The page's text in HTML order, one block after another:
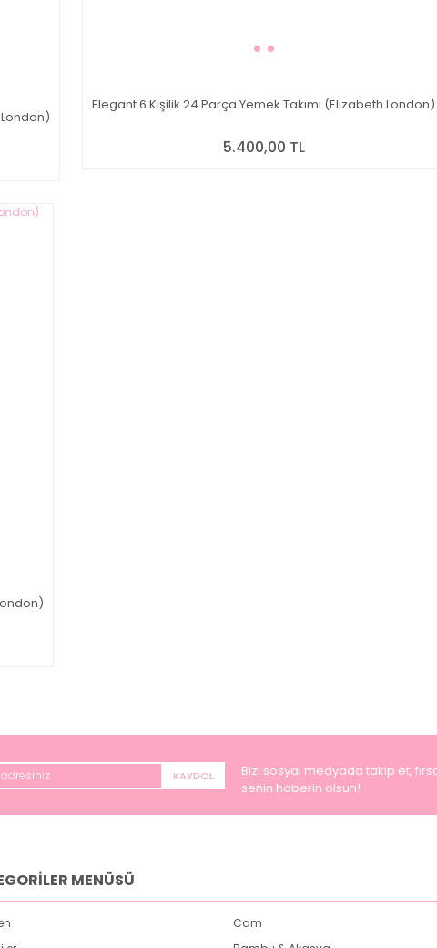
Elegant 6 Kişilik 24 Parça Yemek Takımı (Elizabeth London)
5.400,00 TL
KAYDOL
Bizi sosyal medyada takip et,
senin haberin olsun!
MENÜSÜ
Cam